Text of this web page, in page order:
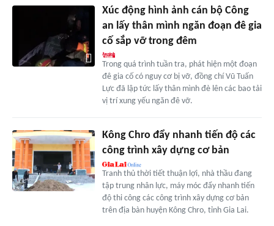
Xúc động hình ảnh cán bộ Công
an lấy thân mình ngăn đoạn đê gia
cố sắp vỡ trong đêm
Trong quá trình tuần tra, phát hiện một đoạn
đê gia cố có nguy cơ bị vỡ, đồng chí Vũ Tuấn
Lực đã lập tức lấy thân mình đè lên các bao tải
vị trí xung yếu ngăn đê vỡ.
Kông Chro đẩy nhanh tiến độ các
công trình xây dựng cơ bản
Tranh thủ thời tiết thuận lợi, nhà thầu đang
tập trung nhân lực, máy móc đẩy nhanh tiến
độ thi công các công trình xây dựng cơ bản
trên địa bàn huyện Kông Chro, tỉnh Gia Lai.